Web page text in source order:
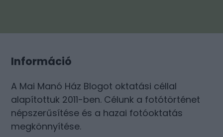
Információ
A Mai Manó Ház Blogot oktatási céllal
alapítottuk 2011-ben. Célunk a fotótörténet
népszerűsítése és a hazai fotóoktatás
megkönnyítése.